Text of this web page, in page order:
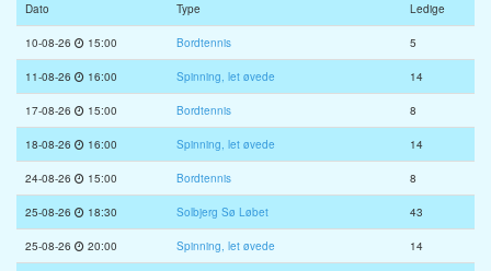
Dato Type Ledige
10-08-26 15:00 Bordtennis 5
11-08-26 16:00 Spinning, let øvede 14
17-08-26 15:00 Bordtennis 8
18-08-26 16:00 Spinning, let øvede 14
24-08-26 15:00 Bordtennis 8
25-08-26 18:30 Solbjerg Sø Løbet 43
25-08-26 20:00 Spinning, let øvede 14